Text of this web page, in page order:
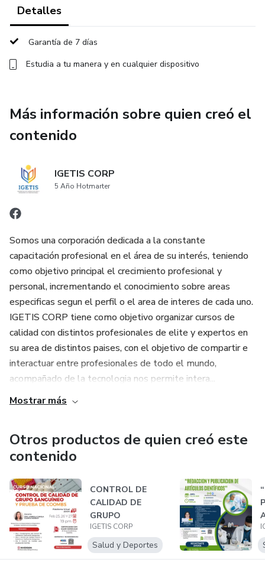
Detalles
Garantía de 7 días
Estudia a tu manera y en cualquier dispositivo
Más información sobre quien creó el
contenido
IGETIS CORP
5 Año Hotmarter
Somos una corporación dedicada a la constante
capacitación profesional en el área de su interés, teniendo
como objetivo principal el crecimiento profesional y
personal, incrementando el conocimiento sobre areas
especificas segun el perfil o el area de interes de cada uno.
IGETIS CORP tiene como objetivo organizar cursos de
calidad con distintos profesionales de elite y expertos en
su area de distintos paises, con el objetivo de compartir e
interactuar entre profesionales de todo el mundo,
acompañado de la tecnologia nos permite intera...
Mostrar más
Otros productos de quien creó este
contenido
CONTROL DE
CALIDAD DE
GRUPO
SANGUINEO Y
PRUEBA DE
COOMBS
IGETIS CORP
Salud y Deportes